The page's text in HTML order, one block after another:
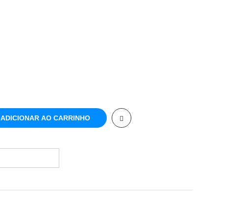
ADICIONAR AO CARRINHO